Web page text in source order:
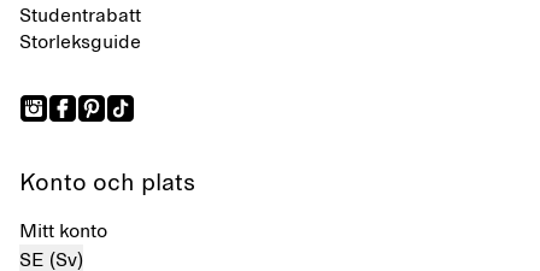
Studentrabatt
Storleksguide
Konto och plats
Mitt konto
SE (Sv)